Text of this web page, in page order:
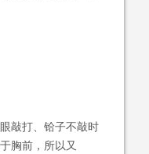
敲打、铪子不敲时
胸前，所以又